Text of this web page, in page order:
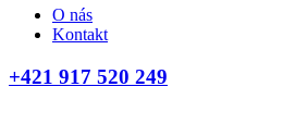
O nás
Kontakt
+421 917 520 249